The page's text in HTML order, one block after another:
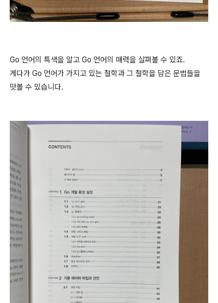
Go 언어의 특색을 알고 Go 언어의 매력을 살펴볼 수 있죠.
게다가 Go 언어가 가지고 있는 철학과 그 철학을 담은 문법들을
맛볼 수 있습니다.